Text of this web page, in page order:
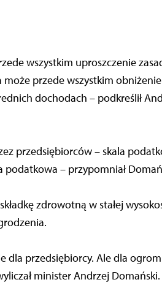
wszystkim uproszczenie
przede wszystkim obniżenie
dochodach – podkreślił
przedsiębiorców – skala
– przypomniał
zdrowotną w stałej
dla przedsiębiorcy. Ale dla
minister Andrzej Domański.